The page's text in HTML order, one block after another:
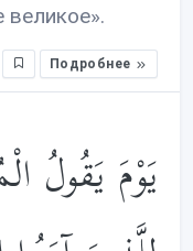
великое».
Подробнее
يَوْمَ يَقُولُ